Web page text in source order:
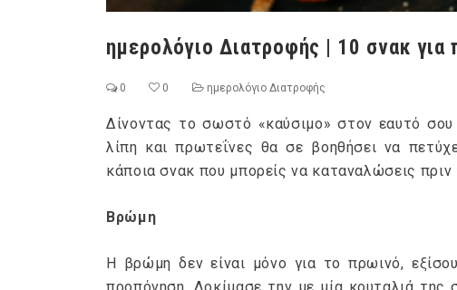
ημερολόγιο Διατροφής | 10 σνακ
0 0 ημερολόγιο Διατροφής
Δίνοντας το σωστό «καύσιμο» στον εαυτό
λίπη και πρωτεΐνες θα σε βοηθήσει να
κάποια σνακ που μπορείς να καταναλώσεις
Βρώμη
Η βρώμη δεν είναι μόνο για το πρωινό,
προπόνηση. Δοκίμασε την με μία κουταλιά της